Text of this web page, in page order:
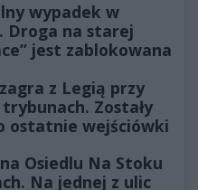
wypadek w
Droga na starej
jest zablokowana
z Legią przy
trybunach. Zostały
ostatnie wejściówki
Osiedlu Na Stoku
Na jednej z ulic